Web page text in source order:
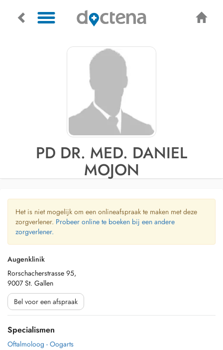
PD DR. MED. DANIEL
MOJON
Het is niet mogelijk om een onlineafspraak te maken met deze
zorgverlener. Probeer online te boeken bij een andere
zorgverlener.
Augenklinik
Rorschacherstrasse 95,
9007 St. Gallen
Bel voor een afspraak
Specialismen
Oftalmoloog - Oogarts